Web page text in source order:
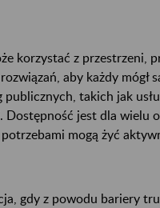
korzystać z przestrzeni,
aby każdy mógł
publicznych, takich jak
jest dla wielu
mogą żyć
gdy z powodu bariery